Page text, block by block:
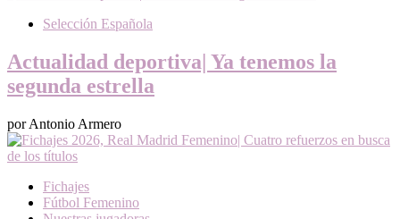
Selección Española
Actualidad deportiva| Ya tenemos la
segunda estrella
por Antonio Armero
Fichajes
Fútbol Femenino